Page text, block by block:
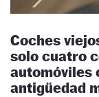
Coches
solo cuatro
automóviles
antigüedad